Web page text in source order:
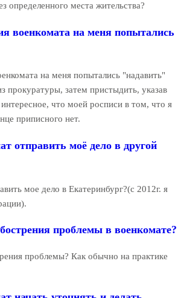
места жительства?
военкомата на меня попытались
на меня попытались "надавить"
прокуратуры, затем пристыдить, указав
что моей росписи в том, что я
приписного нет.
отправить моё дело в другой
мое дело в Екатеринбург?(с 2012г. я
проблемы в военкомате?
проблемы? Как обычно на практике